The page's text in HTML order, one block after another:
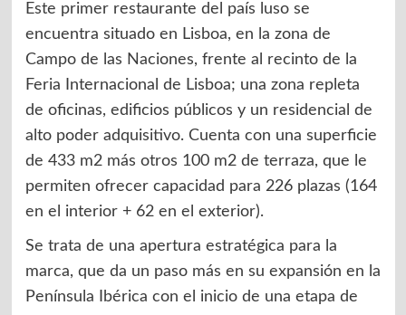
Este primer restaurante del país luso se
encuentra situado en Lisboa, en la zona de
Campo de las Naciones, frente al recinto de la
Feria Internacional de Lisboa; una zona repleta
de oficinas, edificios públicos y un residencial de
alto poder adquisitivo. Cuenta con una superficie
de 433 m2 más otros 100 m2 de terraza, que le
permiten ofrecer capacidad para 226 plazas (164
en el interior + 62 en el exterior).
Se trata de una apertura estratégica para la
marca, que da un paso más en su expansión en la
Península Ibérica con el inicio de una etapa de